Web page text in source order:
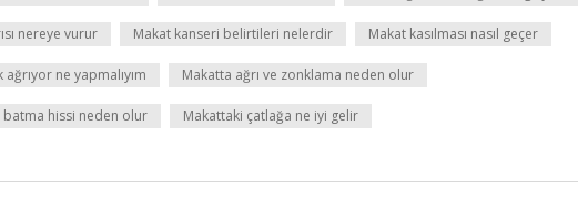
nereye vurur Makat kanseri belirtileri nelerdir Makat kasılması nasıl geçer
ağrıyor ne yapmalıyım Makatta ağrı ve zonklama neden olur
batma hissi neden olur Makattaki çatlağa ne iyi gelir